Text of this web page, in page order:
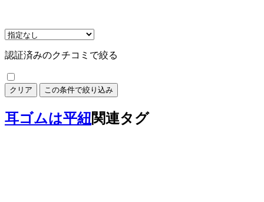
認証済みのクチコミで絞る
クリア この条件で絞り込み
耳ゴムは平紐関連タグ